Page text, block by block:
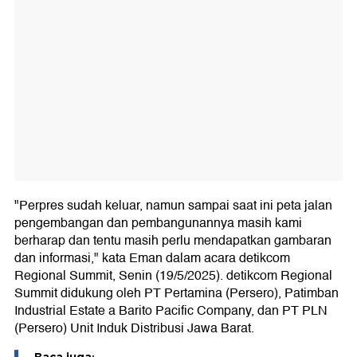
"Perpres sudah keluar, namun sampai saat ini peta jalan
pengembangan dan pembangunannya masih kami
berharap dan tentu masih perlu mendapatkan gambaran
dan informasi," kata Eman dalam acara detikcom
Regional Summit, Senin (19/5/2025). detikcom Regional
Summit didukung oleh PT Pertamina (Persero), Patimban
Industrial Estate a Barito Pacific Company, dan PT PLN
(Persero) Unit Induk Distribusi Jawa Barat.